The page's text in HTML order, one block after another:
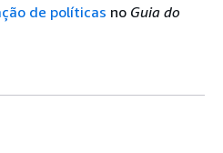
de políticas no Guia do